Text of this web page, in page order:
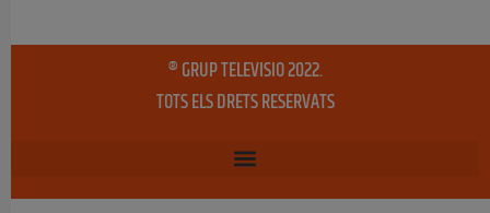
® GRUP TELEVISIO 2022.
TOTS ELS DRETS RESERVATS